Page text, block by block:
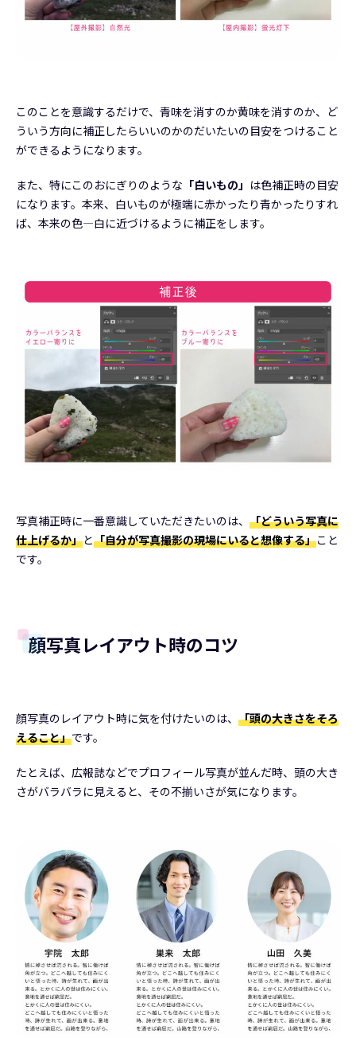
このことを意識するだけで、青味を消すのか黄味を消すのか、ど
ういう方向に補正したらいいのかのだいたいの目安をつけること
ができるようになります。
また、特にこのおにぎりのような 「白いもの」 は色補正時の目安
になります。本来、白いものが極端に赤かったり青かったりすれ
ば、本来の色―白に近づけるように補正をします。
写真補正時に一番意識していただきたいのは、 「どういう写真に
仕上げるか」と「自分が写真撮影の現場にいると想像する」こと
です。
顔写真レイアウト時のコツ
顔写真のレイアウト時に気を付けたいのは、 「頭の大きさをそろ
えること」です。
たとえば、広報誌などでプロフィール写真が並んだ時、頭の大き
さがバラバラに見えると、その不揃いさが気になります。